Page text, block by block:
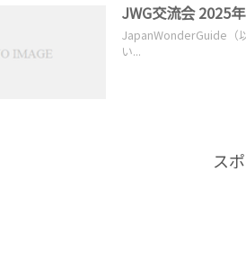
JWG交流会 2025
JapanWonderGuide（
い...
ス